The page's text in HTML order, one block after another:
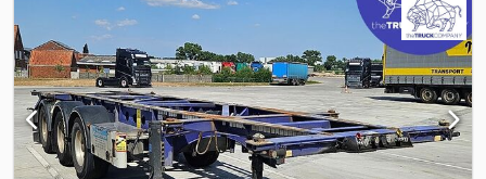
Eixo traseiro 2: Sulco do pneu esquerdo: 11 mm; sulco do pneu
direito: 10 mm; Travões: travões de disco Eixo traseiro 3: Sulco do
pneu esquerdo: 14 mm; sulco do pneu direito: 15 mm; Travões:
travões de tambor Pesos Peso em vazio: 4.160 kg Dwjdpszrcbxofx
Adhoa Capacidade de carga útil: 34.840 kg Peso bruto admissível:
39.000 kg Estado Danos: nenhum